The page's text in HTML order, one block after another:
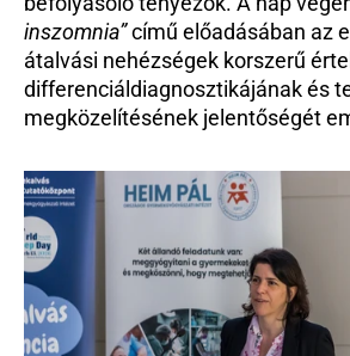
inszomnia” című előadásában az
átalvási nehézségek korszerű
differenciáldiagnosztikájának és
megközelítésének jelentőségét